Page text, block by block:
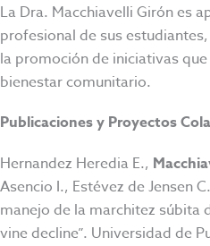
La Dra. Macchiavelli Girón es
profesional de sus
la promoción de iniciativas
bienestar comunitario.
Publicaciones y Proyectos
Hernandez Heredia E.,
Asencio I., Estévez de Jensen
manejo de la marchitez súbita
vine decline”. Universidad de